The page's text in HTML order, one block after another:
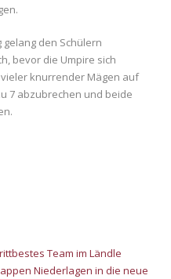
den Schülern
bevor die Umpire sich
knurrender Mägen auf
7 abzubrechen und beide
Team im Ländle
Niederlagen in die neue